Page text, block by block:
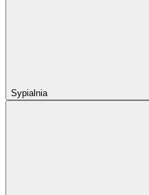
Sypialnia